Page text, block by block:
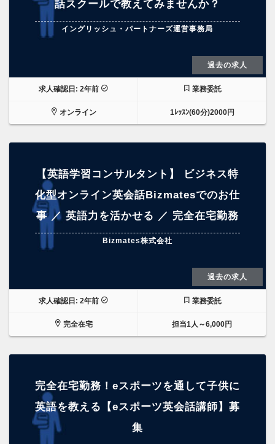
話スクールで教えてみませんか？
イングリッシュ・パートナーズ運営事務局
過去の求人
求人確認日: 2年前 業務委託
オンライン 1ﾚｯｽﾝ(60分)2000円
【英語学習コンサルタント】 ビジネス特
化型オンライン英会話Bizmatesでのお仕
事 ／ 英語力を活かせる ／ 完全在宅勤務
Bizmates株式会社
過去の求人
求人確認日: 2年前 業務委託
完全在宅 担当1人～6,000円
完全在宅勤務！eスポーツを通して子供に
英語を教える【eスポーツ英会話講師】募
集